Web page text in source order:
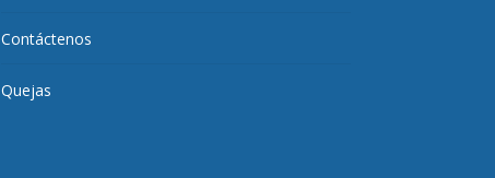
Contáctenos
Quejas